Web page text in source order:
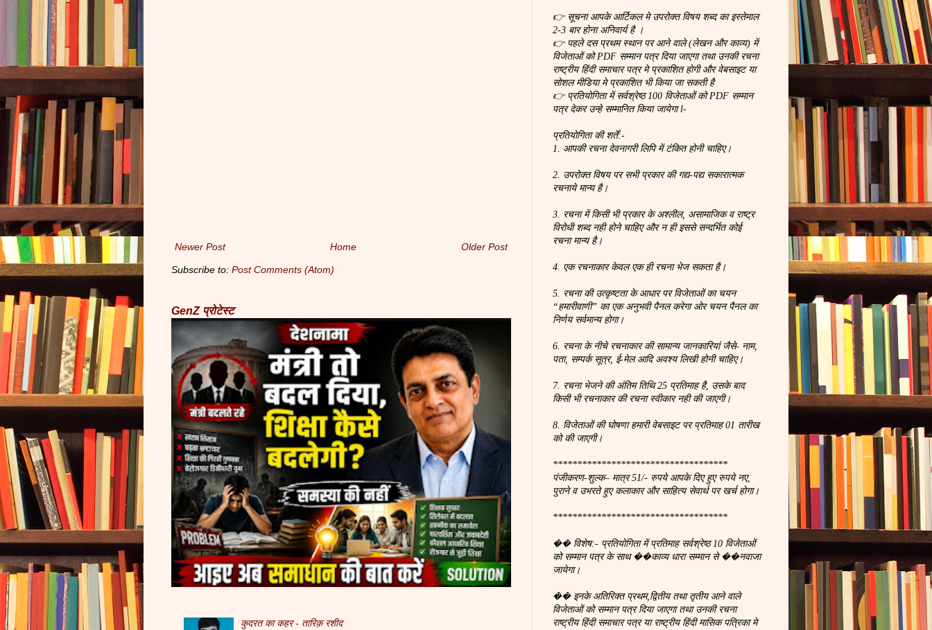
Newer Post Older Post
Home
Subscribe to: Post Comments (Atom)
GenZ प्रोटेस्ट
कुदरत का कहर - तारिक़ रशीद
👉 सूचना आपके आर्टिकल मे उपरोक्त विषय शब्द का इस्तेमाल
2-3 बार होना अनिवार्य है ।
👉 पहले दस प्रथम स्थान पर आने वाले (लेखन और काव्य) में
विजेताओं को PDF सम्मान पत्र दिया जाएगा तथा उनकी रचना
राष्ट्रीय हिंदी समाचार पत्र मे प्रकाशित होगी और वेबसाइट या
सोशल मीडिया मे प्रकाशित भी किया जा सकती है
👉 प्रतियोगिता में सर्वश्रेष्ठ 100 विजेताओं को PDF सम्मान
पत्र देकर उन्हे सम्मानित किया जायेगा l-
प्रतियोगिता की शर्तें:-
1. आपकी रचना देवनागरी लिपि में टंकित होनी चाहिए।
2. उपरोक्त विषय पर सभी प्रकार की गद्य-पद्य सकारात्मक
रचनाये मान्य है।
3. रचना में किसी भी प्रकार के अश्लील, असामाजिक व राष्ट्र
विरोधी शब्द नही होने चाहिए और न ही इससे सन्दर्भित कोई
रचना मान्य है।
4. एक रचनाकार केवल एक ही रचना भेज सकता है।
5. रचना की उत्कृष्टता के आधार पर विजेताओं का चयन
“हमारीवाणी” का एक अनुभवी पैनल करेगा ओर चयन पैनल का
निर्णय सर्वमान्य होगा।
6. रचना के नीचे रचनाकार की सामान्य जानकारियां जैसे- नाम,
पता, सम्पर्क सूत्र, ई-मेल आदि अवश्य लिखी होनी चाहिए।
7. रचना भेजने की अंतिम तिथि 25 प्रतिमाह है, उसके बाद
किसी भी रचनाकार की रचना स्वीकार नही की जाएगी।
8. विजेताओं की घोषणा हमारी वेबसाइट पर प्रतिमाह 01 तारीख
को की जाएगी।
************************************
पंजीकरण-शुल्क– मात्र 51/- रुपये आपके दिए हुए रुपये नए,
पुराने व उभरते हुए कलाकार और साहित्य सेवार्थ पर खर्च होगा।
************************************
�� विशेष:- प्रतियोगिता में प्रतिमाह सर्वश्रेष्ठ 10 विजेताओं
को सम्मान पत्र के साथ ��काव्य धारा सम्मान से ��नवाजा
जायेगा।
�� इनके अतिरिक्त प्रथम,द्वितीय तथा तृतीय आने वाले
विजेताओं को सम्मान पत्र दिया जाएगा तथा उनकी रचना
राष्ट्रीय हिंदी समाचार पत्र या राष्ट्रीय हिंदी मासिक पत्रिका मे